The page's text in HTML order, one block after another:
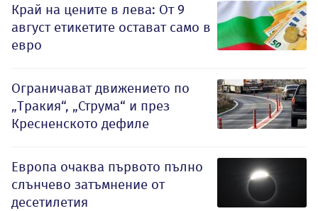
Край на цените в лева: От 9
август етикетите остават само в
евро
Ограничават движението по
„Тракия“, „Струма“ и през
Кресненското дефиле
Европа очаква първото пълно
слънчево затъмнение от
десетилетия